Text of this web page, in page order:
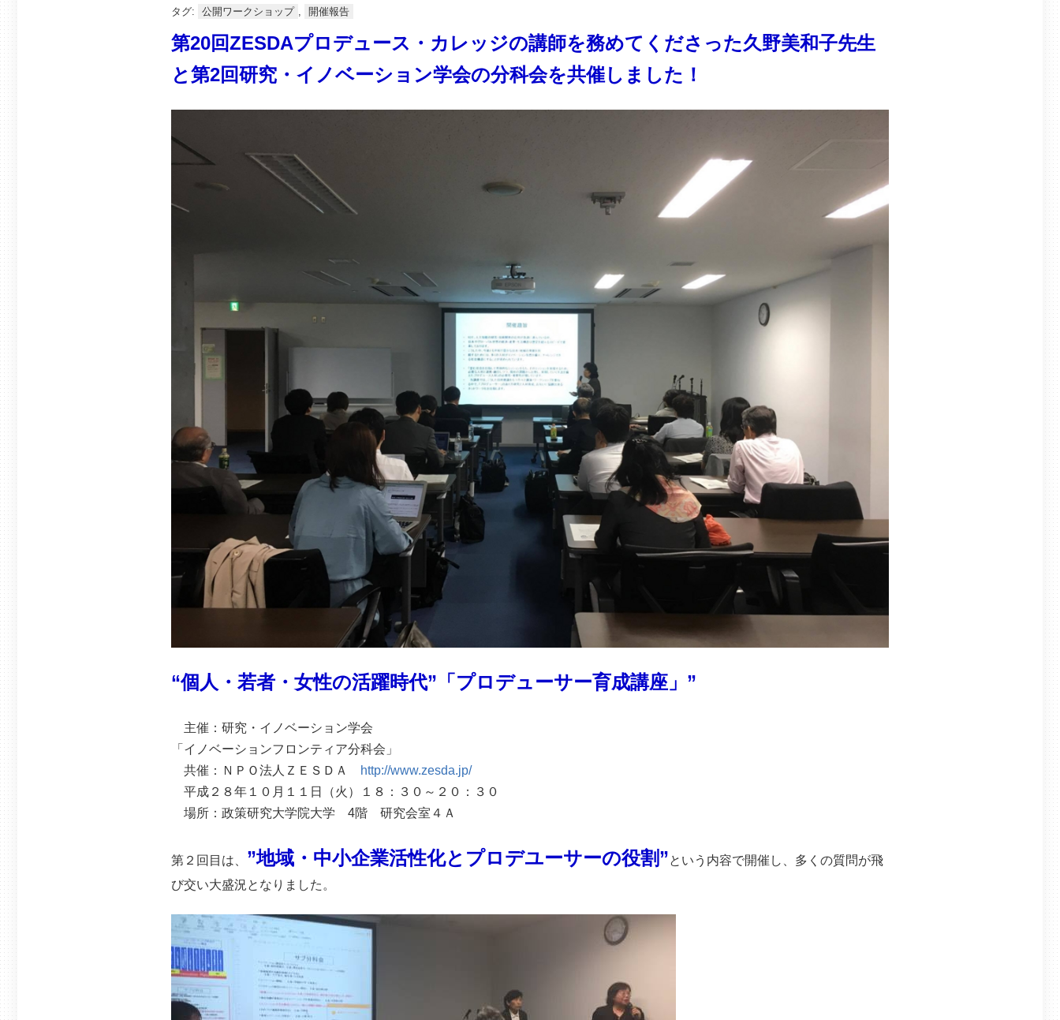
タグ: 公開ワークショップ 開催報告
第20回ZESDAプロデュース・カレッジの講師を務めてくださった久野美和子先生
と第2回研究・イノベーション学会の分科会を共催しました！
“個人・若者・女性の活躍時代”「プロデューサー育成講座」”
主催：研究・イノベーション学会
「イノベーションフロンティア分科会」
共催：ＮＰＯ法人ＺＥＳＤＡ
http://www.zesda.jp/
平成２８年１０月１１日（火）１８：３０～２０：３０
場所：政策研究大学院大学 4階 研究会室４Ａ
第２回目は、 ”地域・中小企業活性化とプロデユーサーの役割”という内容で開催し、多くの質問が飛
び交い大盛況となりました。